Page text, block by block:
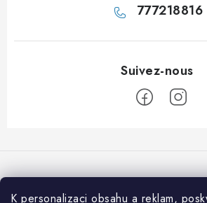
K personalizaci obsahu a reklam,
777218816
e